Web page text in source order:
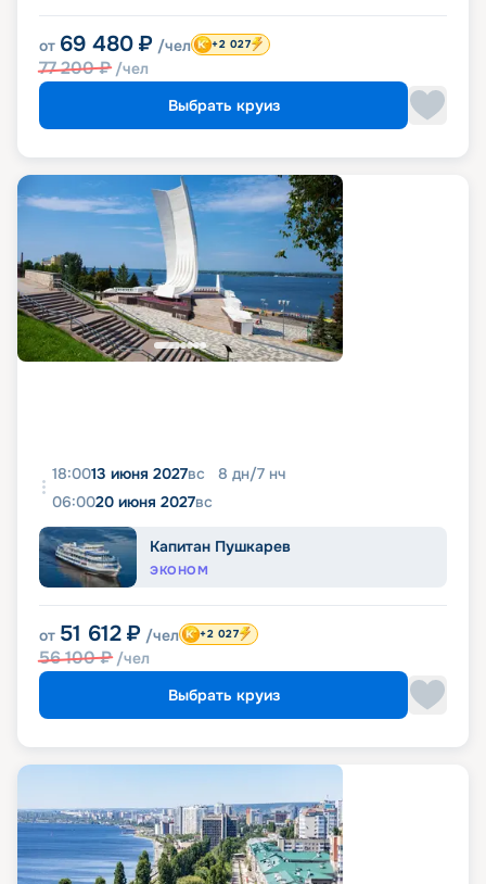
от 69 480 ₽ /чел
77 200₽ /чел
+2 027
Выбрать круиз
18:0013 июня 2027вс 8 дн/7 нч
06:0020 июня 2027вс
Капитан Пушкарев
ЭКОНОМ
от 51 612 ₽ /чел
56 100₽ /чел
+2 027
Выбрать круиз